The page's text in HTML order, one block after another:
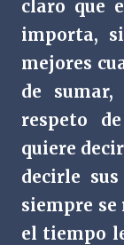
claro que
importa,
mejores
de
respeto
quiere
decirle
siempre se
el tiempo